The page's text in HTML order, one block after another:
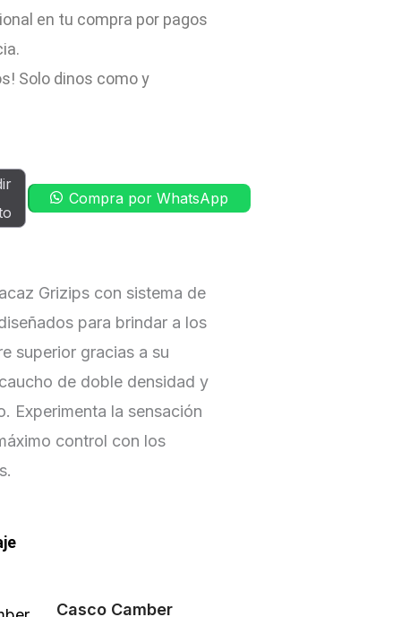
en tu compra por pagos
Solo dinos como y
Compra por WhatsApp
Grizips con sistema de
para brindar a los
superior gracias a su
de doble densidad y
Experimenta la sensación
control con los
Casco Camber
precio precio